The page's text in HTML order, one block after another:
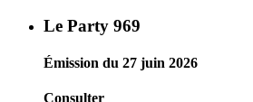
Le Party 969
Émission du 27 juin 2026
Consulter